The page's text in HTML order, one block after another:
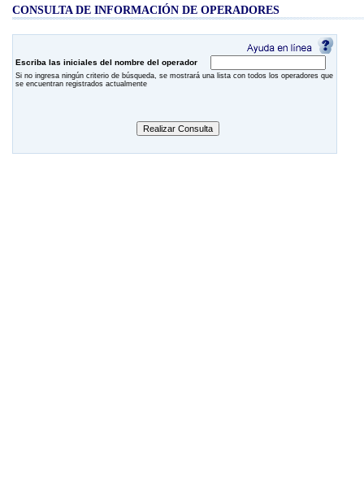
CONSULTA DE INFORMACIÓN DE OPERADORES
Escriba las iniciales del nombre del operador
Si no ingresa ningún criterio de búsqueda, se mostrará una lista con todos los operadores que
se encuentran registrados actualmente